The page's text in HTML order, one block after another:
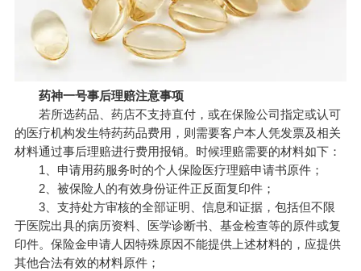
药神一号事后理赔注意事项
若所选药品、药店不支持直付，或在保险公司指定或认可
的医疗机构发生特药药品费用，则需要客户本人凭发票及相关
材料通过事后理赔进行费用报销。时候理赔需要的材料如下：
1、申请用药服务时的个人保险医疗理赔申请书原件；
2、被保险人的有效身份证件正反面复印件；
3、支持处方审核的全部证明、信息和证据，包括但不限
于医院出具的病历资料、医学诊断书、基金检查等的原件或复
印件。保险金申请人因特殊原因不能提供上述材料的，应提供
其他合法有效的材料原件；